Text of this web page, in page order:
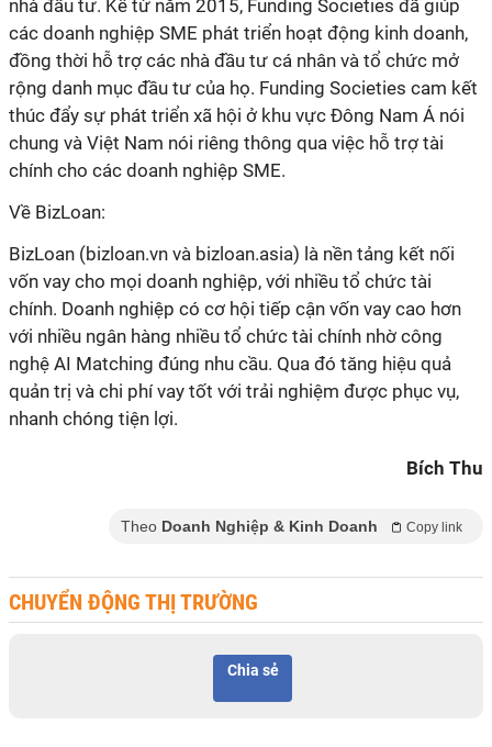
nhà đầu tư. Kể từ năm 2015, Funding Societies đã giúp
các doanh nghiệp SME phát triển hoạt động kinh doanh,
đồng thời hỗ trợ các nhà đầu tư cá nhân và tổ chức mở
rộng danh mục đầu tư của họ. Funding Societies cam kết
thúc đẩy sự phát triển xã hội ở khu vực Đông Nam Á nói
chung và Việt Nam nói riêng thông qua việc hỗ trợ tài
vốn vay cho mọi doanh nghiệp, với nhiều tổ chức tài
chính. Doanh nghiệp có cơ hội tiếp cận vốn vay cao hơn
với nhiều ngân hàng nhiều tổ chức tài chính nhờ công
nghệ AI Matching đúng nhu cầu. Qua đó tăng hiệu quả
quản trị và chi phí vay tốt với trải nghiệm được phục vụ,
Bích Thu
Theo Doanh Nghiệp & Kinh Doanh Copy link
CHUYỂN ĐỘNG THỊ TRƯỜNG
Chia sẻ